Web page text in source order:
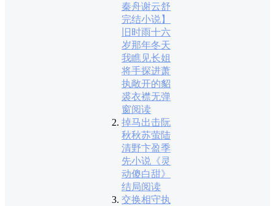
秦舟谢云舒
完结小说】
旧时雨十六
岁那年冬天
我瞧见长姐
将手探进萧
执敞开的貂
裘衣襟无弹
窗阅读
掉马出击阮
秋秋苏萤陆
清野卞盈季
先小说《灵
动傻白甜》
结局阅读
交换相守执